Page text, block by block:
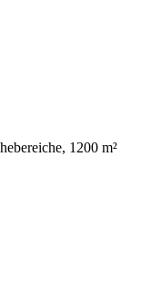
1200 m²